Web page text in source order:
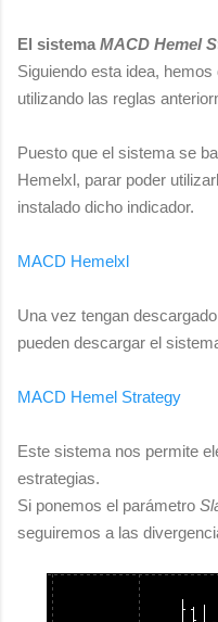
El sistema MACD Hemel
Siguiendo esta idea,
utilizando las reglas
Puesto que el sistema se
Hemelxl, parar poder
instalado dicho indicador.
MACD Hemelxl
Una vez tengan
pueden descargar el
MACD Hemel Strategy
Este sistema nos permite
estrategias.
Si ponemos el parámetro
seguiremos a las